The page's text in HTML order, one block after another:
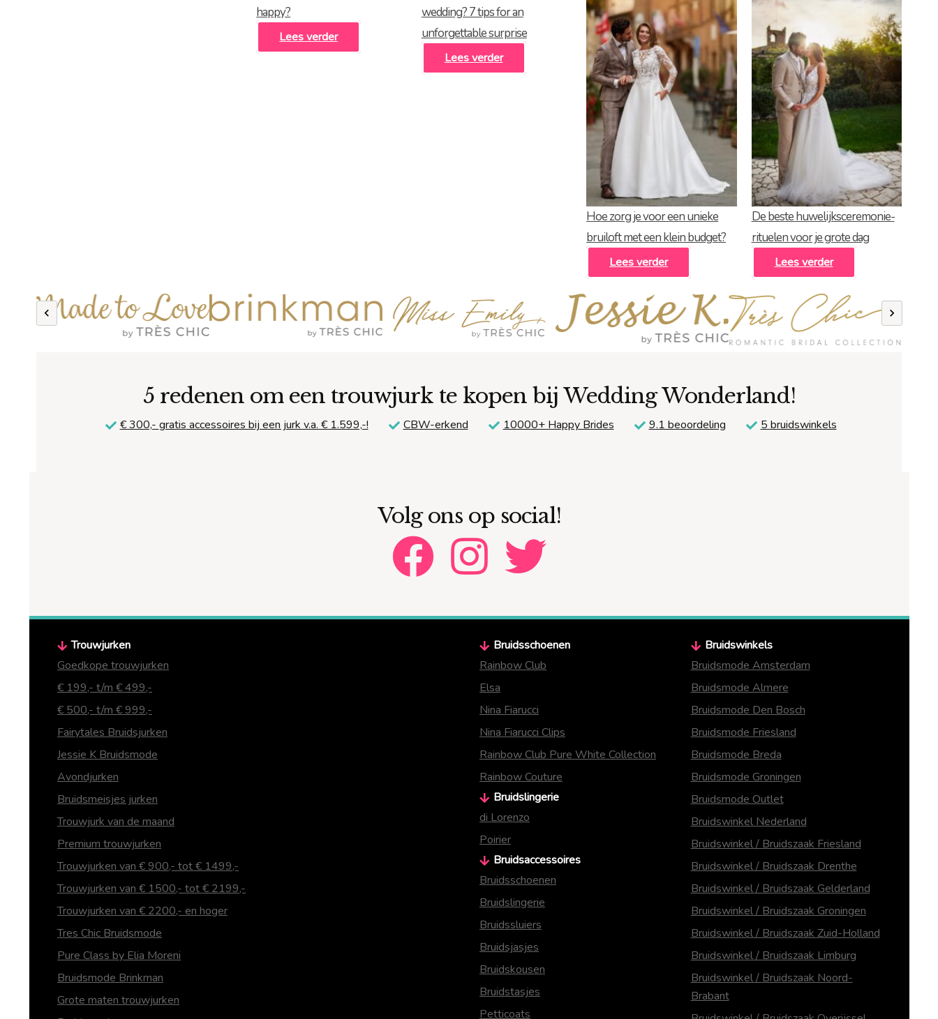
happy?
Lees verder
wedding? 7 tips for an
unforgettable surprise
Lees verder
Hoe zorg je voor een unieke
bruiloft met een klein budget?
Lees verder
De beste huwelijksceremonie-
rituelen voor je grote dag
Lees verder
Previous
5 redenen om een trouwjurk te kopen bij Wedding Wonderland!
€ 300,- gratis accessoires bij een jurk v.a. € 1.599,-! CBW-erkend 10000+ Happy Brides 9.1 beoordeling 5 bruidswinkels
Volg ons op social!
Trouwjurken
Goedkope trouwjurken
€ 199,- t/m € 499,-
€ 500,- t/m € 999,-
Fairytales Bruidsjurken
Jessie K Bruidsmode
Avondjurken
Bruidsmeisjes jurken
Trouwjurk van de maand
Premium trouwjurken
Trouwjurken van € 900,- tot € 1499,-
Trouwjurken van € 1500,- tot € 2199,-
Trouwjurken van € 2200,- en hoger
Tres Chic Bruidsmode
Pure Class by Elia Moreni
Bruidsmode Brinkman
Grote maten trouwjurken
Bruidsschoenen
Rainbow Club
Elsa
Nina Fiarucci
Nina Fiarucci Clips
Rainbow Club Pure White Collection
Rainbow Couture
Bruidslingerie
di Lorenzo
Poirier
Bruidsaccessoires
Bruidsschoenen
Bruidslingerie
Bruidssluiers
Bruidsjasjes
Bruidskousen
Bruidstasjes
Petticoats
Bruidswinkels
Bruidsmode Amsterdam
Bruidsmode Almere
Bruidsmode Den Bosch
Bruidsmode Friesland
Bruidsmode Breda
Bruidsmode Groningen
Bruidsmode Outlet
Bruidswinkel Nederland
Bruidswinkel / Bruidszaak Friesland
Bruidswinkel / Bruidszaak Drenthe
Bruidswinkel / Bruidszaak Gelderland
Bruidswinkel / Bruidszaak Groningen
Bruidswinkel / Bruidszaak Zuid-Holland
Bruidswinkel / Bruidszaak Limburg
Bruidswinkel / Bruidszaak Noord-
Brabant